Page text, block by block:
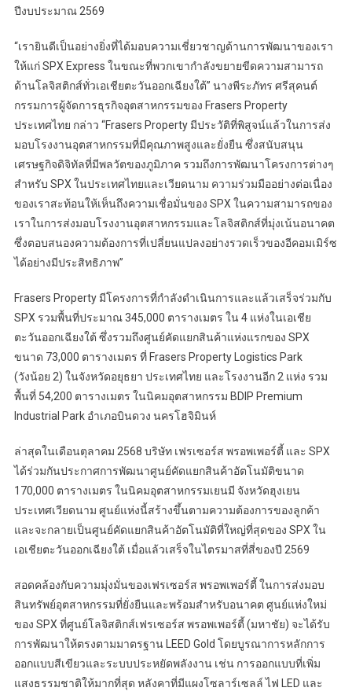
ปีงบประมาณ 2569
“เรายินดีเป็นอย่างยิ่งที่ได้มอบความเชี่ยวชาญด้านการพัฒนาของเรา
ให้แก่ SPX Express ในขณะที่พวกเขากำลังขยายขีดความสามารถ
ด้านโลจิสติกส์ทั่วเอเชียตะวันออกเฉียงใต้” นางพีระภัทร ศรีสุคนต์
กรรมการผู้จัดการธุรกิจอุตสาหกรรมของ Frasers Property
ประเทศไทย กล่าว “Frasers Property มีประวัติที่พิสูจน์แล้วในการส่ง
มอบโรงงานอุตสาหกรรมที่มีคุณภาพสูงและยั่งยืน ซึ่งสนับสนุน
เศรษฐกิจดิจิทัลที่มีพลวัตของภูมิภาค รวมถึงการพัฒนาโครงการต่างๆ
สำหรับ SPX ในประเทศไทยและเวียดนาม ความร่วมมืออย่างต่อเนื่อง
ของเราสะท้อนให้เห็นถึงความเชื่อมั่นของ SPX ในความสามารถของ
เราในการส่งมอบโรงงานอุตสาหกรรมและโลจิสติกส์ที่มุ่งเน้นอนาคต
ซึ่งตอบสนองความต้องการที่เปลี่ยนแปลงอย่างรวดเร็วของอีคอมเมิร์ซ
ได้อย่างมีประสิทธิภาพ”
Frasers Property มีโครงการที่กำลังดำเนินการและแล้วเสร็จร่วมกับ
SPX รวมพื้นที่ประมาณ 345,000 ตารางเมตร ใน 4 แห่งในเอเชีย
ตะวันออกเฉียงใต้ ซึ่งรวมถึงศูนย์คัดแยกสินค้าแห่งแรกของ SPX
ขนาด 73,000 ตารางเมตร ที่ Frasers Property Logistics Park
(วังน้อย 2) ในจังหวัดอยุธยา ประเทศไทย และโรงงานอีก 2 แห่ง รวม
พื้นที่ 54,200 ตารางเมตร ในนิคมอุตสาหกรรม BDIP Premium
Industrial Park อำเภอบินดวง นครโฮจิมินห์
ล่าสุดในเดือนตุลาคม 2568 บริษัท เฟรเซอร์ส พรอพเพอร์ตี้ และ SPX
ได้ร่วมกันประกาศการพัฒนาศูนย์คัดแยกสินค้าอัตโนมัติขนาด
170,000 ตารางเมตร ในนิคมอุตสาหกรรมเยนมี จังหวัดฮุงเยน
ประเทศเวียดนาม ศูนย์แห่งนี้สร้างขึ้นตามความต้องการของลูกค้า
และจะกลายเป็นศูนย์คัดแยกสินค้าอัตโนมัติที่ใหญ่ที่สุดของ SPX ใน
เอเชียตะวันออกเฉียงใต้ เมื่อแล้วเสร็จในไตรมาสที่สี่ของปี 2569
สอดคล้องกับความมุ่งมั่นของเฟรเซอร์ส พรอพเพอร์ตี้ ในการส่งมอบ
สินทรัพย์อุตสาหกรรมที่ยั่งยืนและพร้อมสำหรับอนาคต ศูนย์แห่งใหม่
ของ SPX ที่ศูนย์โลจิสติกส์เฟรเซอร์ส พรอพเพอร์ตี้ (มหาชัย) จะได้รับ
การพัฒนาให้ตรงตามมาตรฐาน LEED Gold โดยบูรณาการหลักการ
ออกแบบสีเขียวและระบบประหยัดพลังงาน เช่น การออกแบบที่เพิ่ม
แสงธรรมชาติให้มากที่สุด หลังคาที่มีแผงโซลาร์เซลล์ ไฟ LED และ